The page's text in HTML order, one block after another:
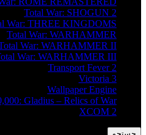
Total War: SHOGUN 2
War: THREE KINGDOMS
Total War: WARHAMMER
War: WARHAMMER II
War: WARHAMMER III
Transport Fever 2
Victoria 3
Wallpaper Engine
Gladius – Relics of War
XCOM 2